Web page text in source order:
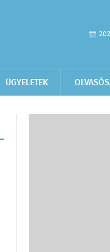
ÜGYELETEK